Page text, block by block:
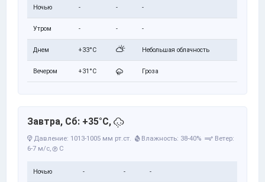
Ночью - - -
Утром - - -
Днем +33°C Небольшая облачность
Вечером +31°C Гроза
Завтра, Сб: +35°C,
Давление: 1013-1005 мм рт.ст. Влажность: 38-40%
Ветер:
6-7 м/с,
С
Ночью - - -